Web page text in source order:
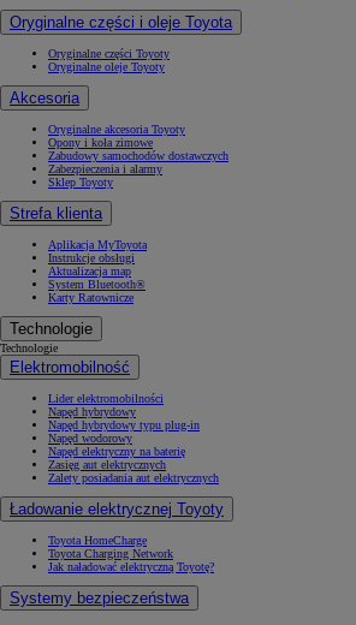
Oryginalne części i oleje Toyota
Oryginalne części Toyoty
Oryginalne oleje Toyoty
Akcesoria
Oryginalne akcesoria Toyoty
Opony i koła zimowe
Zabudowy samochodów dostawczych
Zabezpieczenia i alarmy
Sklep Toyoty
Strefa klienta
Aplikacja MyToyota
Instrukcje obsługi
Aktualizacja map
System Bluetooth®
Karty Ratownicze
Technologie
Technologie
Elektromobilność
Lider elektromobilności
Napęd hybrydowy
Napęd hybrydowy typu plug-in
Napęd wodorowy
Napęd elektryczny na baterię
Zasięg aut elektrycznych
Zalety posiadania aut elektrycznych
Ładowanie elektrycznej Toyoty
Toyota HomeCharge
Toyota Charging Network
Jak naładować elektryczną Toyotę?
Systemy bezpieczeństwa